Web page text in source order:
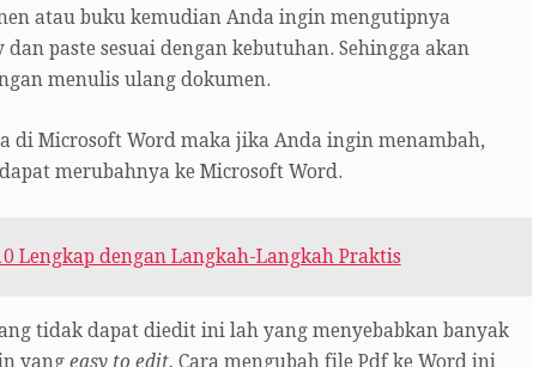
atau buku kemudian Anda ingin mengutipnya
paste sesuai dengan kebutuhan. Sehingga akan
menulis ulang dokumen.
di Microsoft Word maka jika Anda ingin menambah,
merubahnya ke Microsoft Word.
Lengkap dengan Langkah-Langkah Praktis
tidak dapat diedit ini lah yang menyebabkan banyak
yang easy to edit. Cara mengubah file Pdf ke Word ini